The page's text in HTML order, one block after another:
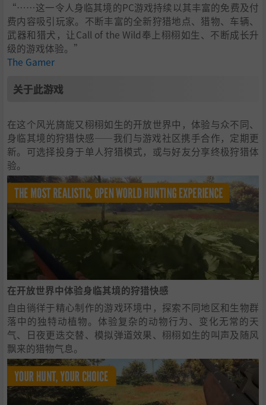
“……这一令人身临其境的PC游戏持续以其丰富的免费及付
费内容吸引玩家。不断丰富的全新狩猎地点、猎物、车辆、
武器和猎犬，让Call of the Wild奉上栩栩如生、不断成长升
级的游戏体验。”
The Gamer
关于此游戏
在这个风光旖旎又栩栩如生的开放世界中，体验与众不同、
身临其境的狩猎快感——我们与游戏社区携手合作，定期更
新。可选择投身于单人狩猎模式，或与好友分享终极狩猎体
验。
在开放世界中体验身临其境的狩猎快感
自由徜徉于精心制作的游戏环境中，探索不同地区和生物群
落中的独特动植物。体验复杂的动物行为、变化无常的天
气、日夜更迭交替、模拟弹道效果、栩栩如生的叫声及随风
飘来的猎物气息。